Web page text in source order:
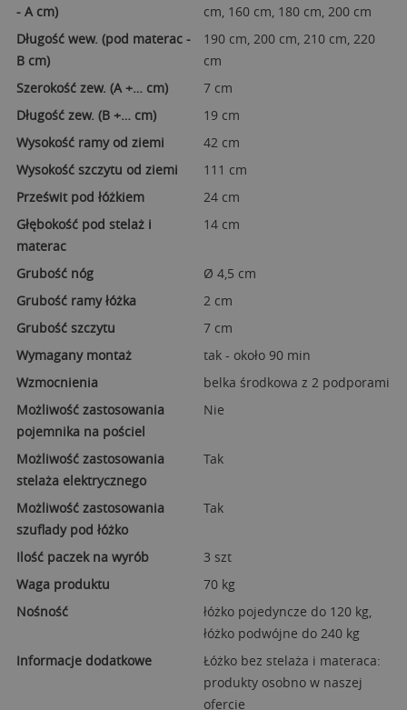
- A cm)
cm, 160 cm, 180 cm, 200 cm
Długość wew. (pod materac -
B cm)
190 cm, 200 cm, 210 cm, 220
cm
Szerokość zew. (A +… cm)
7 cm
Długość zew. (B +… cm)
19 cm
Wysokość ramy od ziemi
42 cm
Wysokość szczytu od ziemi
111 cm
Prześwit pod łóżkiem
24 cm
Głębokość pod stelaż i
materac
14 cm
Grubość nóg
Ø 4,5 cm
Grubość ramy łóżka
2 cm
Grubość szczytu
7 cm
Wymagany montaż
tak - około 90 min
Wzmocnienia
belka środkowa z 2 podporami
Możliwość zastosowania
pojemnika na pościel
Nie
Możliwość zastosowania
stelaża elektrycznego
Tak
Możliwość zastosowania
szuflady pod łóżko
Tak
Ilość paczek na wyrób
3 szt
Waga produktu
70 kg
Nośność
łóżko pojedyncze do 120 kg,
łóżko podwójne do 240 kg
Informacje dodatkowe
Łóżko bez stelaża i materaca:
produkty osobno w naszej
ofercie